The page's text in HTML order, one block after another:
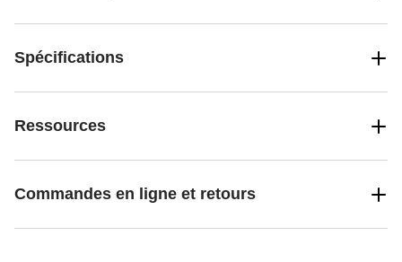
Spécifications
Ressources
Commandes en ligne et retours